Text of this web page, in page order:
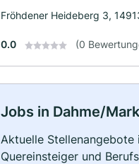
Fröhdener Heideberg 3,
0.0 (0
Jobs in Dahme/
Aktuelle
Quereinsteiger und